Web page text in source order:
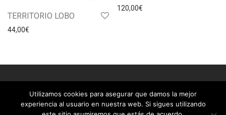
TERRITORIO LOBO
44,00€
120,00€
© 2026Andoni Canela. Todos los derechos reservados
Utilizamos cookies para asegurar que damos la mejor
experiencia al usuario en nuestra web. Si sigues utilizando